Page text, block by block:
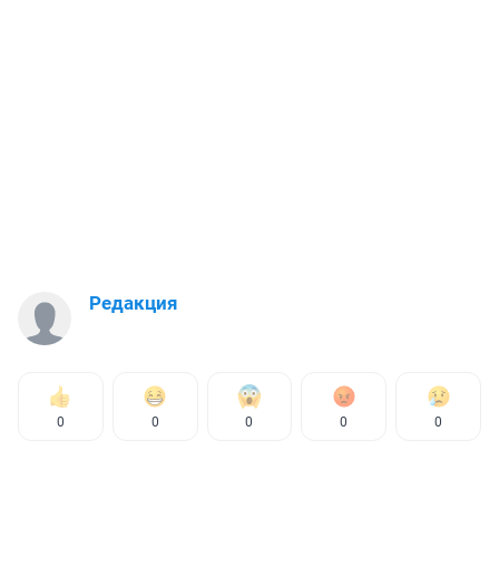
Редакция
0 0 0 0 0